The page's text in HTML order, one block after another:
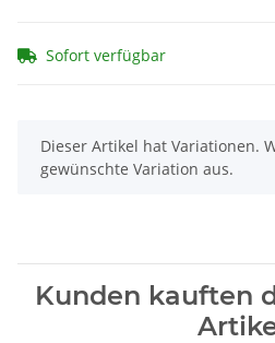
Sofort verfügbar
x
Dieser Artikel hat Variationen.
gewünschte Variation aus.
Kunden kauften